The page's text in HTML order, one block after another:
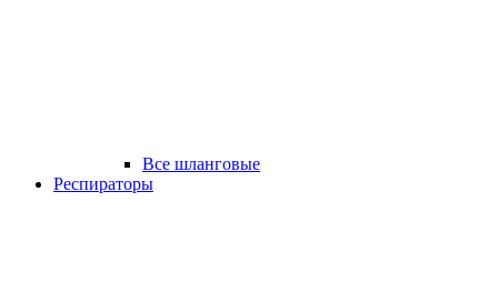
Все шланговые
Респираторы